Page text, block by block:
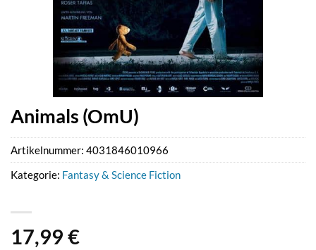
Animals (OmU)
17,99 €
Artikelnummer: 4031846010966
Kategorie: Fantasy & Science Fiction